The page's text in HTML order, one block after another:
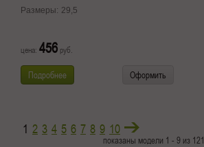
Размеры: 29,5
цена: 456 руб.
Подробнее Оформить
1 2 3 4 5 6 7 8 9 10
показаны модели 1 - 9 из 121